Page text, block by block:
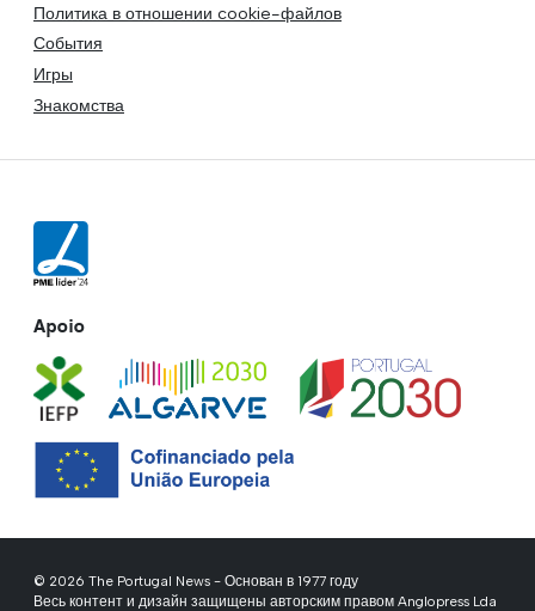
Политика в отношении cookie-файлов
События
Игры
Знакомства
Apoio
© 2026 The Portugal News - Основан в 1977 году
Весь контент и дизайн защищены авторским правом Anglopress Lda